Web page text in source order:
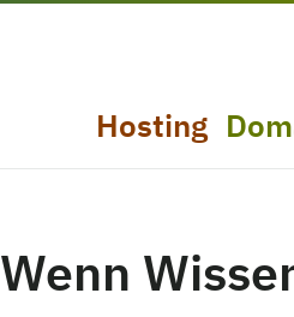
Hosting
Wenn